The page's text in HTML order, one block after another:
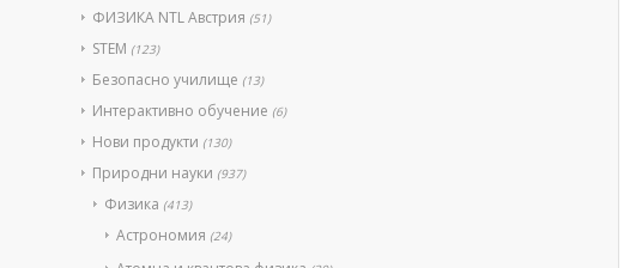
ФИЗИКА NTL Австрия (51)
STEM (123)
Безопасно училище (13)
Интерактивно обучение (6)
Нови продукти (130)
Природни науки (937)
Физика (413)
Астрономия (24)